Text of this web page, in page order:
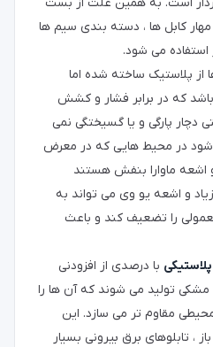
کابل ها ، دسته بندی سیم ها
استفاده می شود.
پلاستیک ساخته شده اما
که در برابر فشار و کشش
دچار پارگی و یا گسیختگی نمی
شود در محیط هایی که در معرض
ماوارا بنفش هستند
و اشعه یو وی می تواند به
را تضعیف کند و باعث
با درصدی از افزودنی
مشکی تولید می شوند که آن ها را
محیطی مقاوم تر می سازد. این
، تابلوهای برق بیرونی بسیار